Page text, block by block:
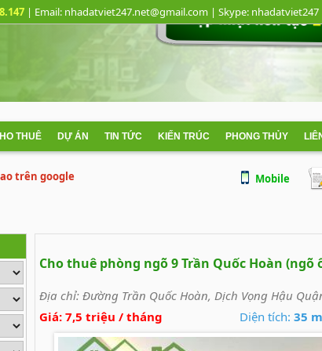
| Email: nhadatviet247.net@gmail.com | Skype: nhadatviet247
THUÊ DỰ ÁN TIN TỨC KIẾN TRÚC PHONG THỦY
trên google Mobile
Cho thuê phòng ngõ 9 Trần Quốc Hoàn
Địa chỉ: Đường Trần Quốc Hoàn, Dịch Vọng Hậu
Giá: 7,5 triệu / tháng Diện tích: 35 m